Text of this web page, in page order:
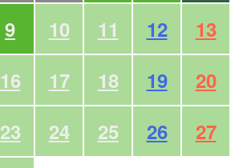
9 10 11 12
13
16 17 18 19
20
23 24 25 26
27